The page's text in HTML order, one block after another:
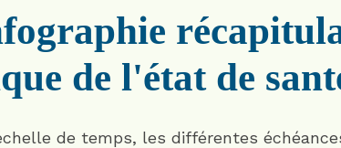
de l'état de
de temps, les différentes